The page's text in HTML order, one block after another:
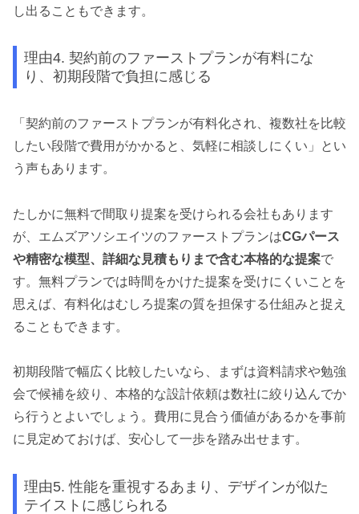
し出ることもできます。
理由4. 契約前のファーストプランが有料にな
り、初期段階で負担に感じる
「契約前のファーストプランが有料化され、複数社を比較
したい段階で費用がかかると、気軽に相談しにくい」とい
う声もあります。
たしかに無料で間取り提案を受けられる会社もあります
が、エムズアソシエイツのファーストプランはCGパース
や精密な模型、詳細な見積もりまで含む本格的な提案で
す。無料プランでは時間をかけた提案を受けにくいことを
思えば、有料化はむしろ提案の質を担保する仕組みと捉え
ることもできます。
初期段階で幅広く比較したいなら、まずは資料請求や勉強
会で候補を絞り、本格的な設計依頼は数社に絞り込んでか
ら行うとよいでしょう。費用に見合う価値があるかを事前
に見定めておけば、安心して一歩を踏み出せます。
理由5. 性能を重視するあまり、デザインが似た
テイストに感じられる